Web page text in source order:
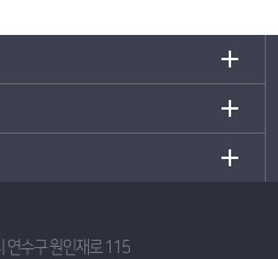
연수구 원인재로 115